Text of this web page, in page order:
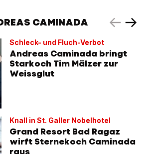
CAMINADA
Schleck- und Fluch-Verbot
Andreas Caminada bringt
Starkoch Tim Mälzer zur
Weissglut
Knall in St. Galler Nobelhotel
Grand Resort Bad Ragaz
wirft Sternekoch Caminada
raus